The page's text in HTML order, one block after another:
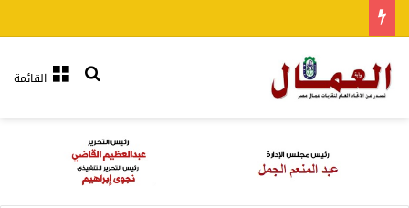
القائمةبحث عن